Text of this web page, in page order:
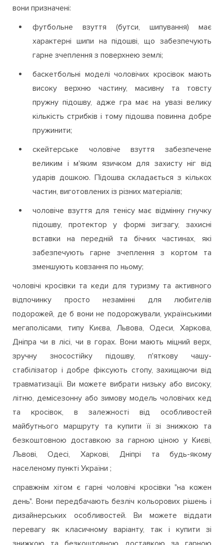
Чоловічі кросівки та кеди для занять спортом
вони призначені:
футбольне взуття (бутси, шипування) має
гарне зчеплення з поверхнею землі;
баскетбольні моделі чоловічих кросівок мають
високу верхню частину, масивну та товсту
пружну підошву, адже гра має на увазі велику
пружинити;
скейтерське чоловіче взуття забезпечене
великим і м'яким язичком для захисту ніг від
частин, виготовлених із різних матеріалів;
чоловіче взуття для тенісу має відмінну гнучку
підошву, протектор у формі зигзагу, захисні
вставки на передній та бічних частинах, які
зменшують ковзання по ньому;
чоловічі кросівки та кеди для туризму та активного
відпочинку просто незамінні для любителів
подорожей, де б вони не подорожували, українськими
мегаполісами, типу Києва, Львова, Одеси, Харкова,
Дніпра чи в лісі, чи в горах. Вони мають міцний верх,
зручну зносостійку підошву, п'яткову чашу-
стабілізатор і добре фіксують стопу, захищаючи від
травматизації. Ви можете вибрати низьку або високу,
літню, демісезонну або зимову модель чоловічих кед
та кросівок, в залежності від особливостей
майбутнього маршруту та купити її зі знижкою та
безкоштовною доставкою за гарною ціною у Києві,
населеному пункті України ;
справжнім хітом є гарні чоловічі кросівки "на кожен
день". Вони передбачають безліч кольорових рішень і
дизайнерських особливостей. Ви можете віддати